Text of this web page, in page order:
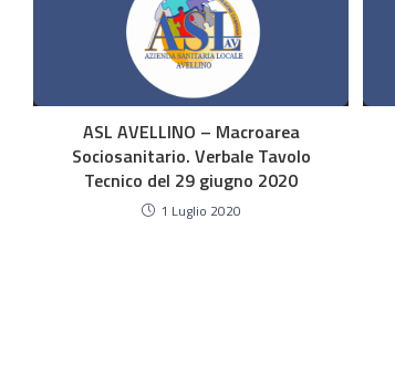
ASL AVELLINO – Macroarea
Sociosanitario. Verbale Tavolo
Tecnico del 29 giugno 2020
1 Luglio 2020